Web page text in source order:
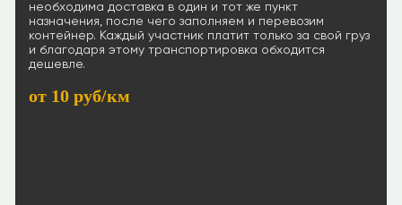
необходима доставка в один и тот же пункт
назначения, после чего заполняем и перевозим
контейнер. Каждый участник платит только за свой груз
и благодаря этому транспортировка обходится
дешевле.
от 10 руб/км